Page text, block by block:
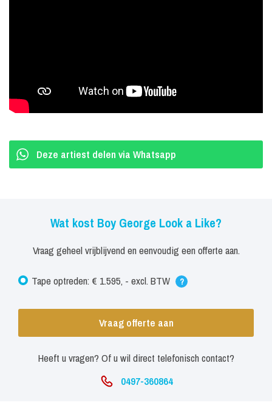
Deze artiest delen via Whatsapp
Wat kost Boy George Look a Like?
Vraag geheel vrijblijvend en eenvoudig een offerte aan.
Tape optreden: € 1.595, - excl. BTW ?
Vraag offerte aan
Heeft u vragen? Of u wil direct telefonisch contact?
0497-360864